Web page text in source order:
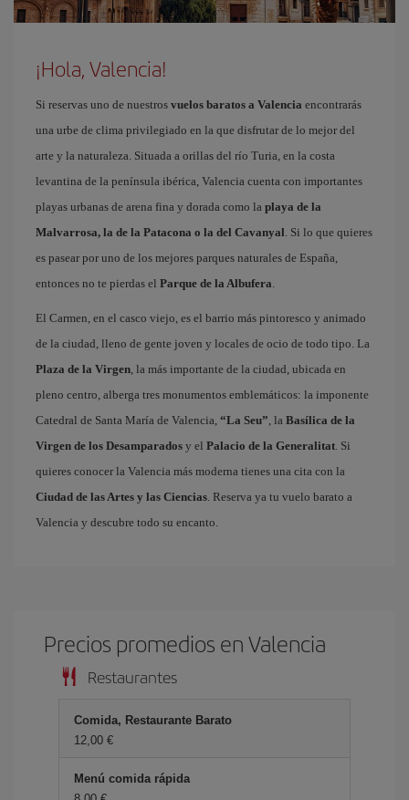
¡Hola, Valencia!
Si reservas uno de nuestros vuelos baratos a Valencia encontrarás
una urbe de clima privilegiado en la que disfrutar de lo mejor del
arte y la naturaleza. Situada a orillas del río Turia, en la costa
levantina de la península ibérica, Valencia cuenta con importantes
playas urbanas de arena fina y dorada como la playa de la
Malvarrosa, la de la Patacona o la del Cavanyal. Si lo que quieres
es pasear por uno de los mejores parques naturales de España,
entonces no te pierdas el Parque de la Albufera.
El Carmen, en el casco viejo, es el barrio más pintoresco y animado
de la ciudad, lleno de gente joven y locales de ocio de todo tipo. La
Plaza de la Virgen, la más importante de la ciudad, ubicada en
pleno centro, alberga tres monumentos emblemáticos: la imponente
Catedral de Santa María de Valencia, “La Seu”, la Basílica de la
Virgen de los Desamparados y el Palacio de la Generalitat. Si
quieres conocer la Valencia más moderna tienes una cita con la
Ciudad de las Artes y las Ciencias. Reserva ya tu vuelo barato a
Valencia y descubre todo su encanto.
Precios promedios en Valencia
Restaurantes
Comida, Restaurante Barato
12,00 €
Menú comida rápida